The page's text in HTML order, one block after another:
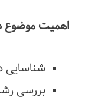
اهمیت موضوع
شناسایی
بررسی